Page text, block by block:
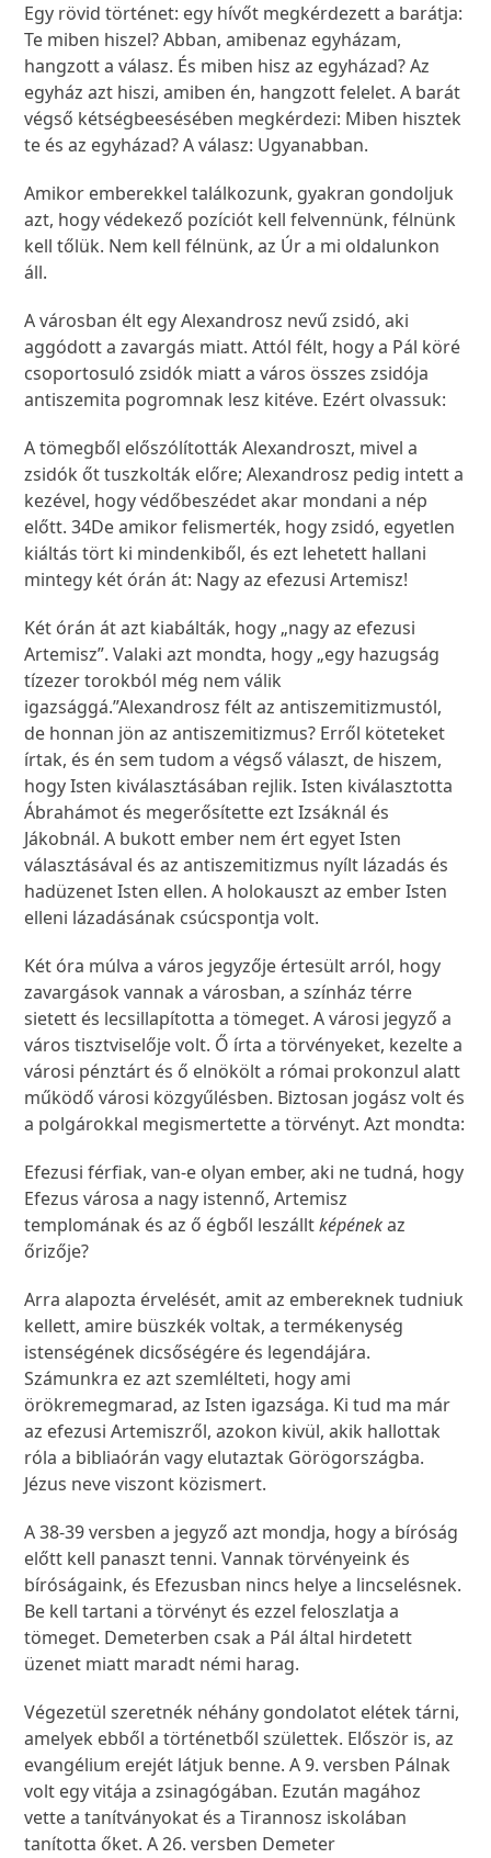
Egy rövid történet: egy hívőt megkérdezett a barátja:
Te miben hiszel? Abban, amibenaz egyházam,
hangzott a válasz. És miben hisz az egyházad? Az
egyház azt hiszi, amiben én, hangzott felelet. A barát
végső kétségbeesésében megkérdezi: Miben hisztek
te és az egyházad? A válasz: Ugyanabban.
Amikor emberekkel találkozunk, gyakran gondoljuk
azt, hogy védekező pozíciót kell felvennünk, félnünk
kell tőlük. Nem kell félnünk, az Úr a mi oldalunkon
áll.
A városban élt egy Alexandrosz nevű zsidó, aki
aggódott a zavargás miatt. Attól félt, hogy a Pál köré
csoportosuló zsidók miatt a város összes zsidója
antiszemita pogromnak lesz kitéve. Ezért olvassuk:
A tömegből előszólították Alexandroszt, mivel a
zsidók őt tuszkolták előre; Alexandrosz pedig intett a
kezével, hogy védőbeszédet akar mondani a nép
előtt.34De amikor felismerték, hogy zsidó, egyetlen
kiáltás tört ki mindenkiből, és ezt lehetett hallani
mintegy két órán át: Nagy az efezusi Artemisz!
Két órán át azt kiabálták, hogy „nagy az efezusi
Artemisz”. Valaki azt mondta, hogy „egy hazugság
tízezer torokból még nem válik
igazsággá.”Alexandrosz félt az antiszemitizmustól,
de honnan jön az antiszemitizmus? Erről köteteket
írtak, és én sem tudom a végső választ, de hiszem,
hogy Isten kiválasztásában rejlik. Isten kiválasztotta
Ábrahámot és megerősítette ezt Izsáknál és
Jákobnál. A bukott ember nem ért egyet Isten
választásával és az antiszemitizmus nyílt lázadás és
hadüzenet Isten ellen. A holokauszt az ember Isten
elleni lázadásának csúcspontja volt.
Két óra múlva a város jegyzője értesült arról, hogy
zavargások vannak a városban, a színház térre
sietett és lecsillapította a tömeget. A városi jegyző a
város tisztviselője volt. Ő írta a törvényeket, kezelte a
városi pénztárt és ő elnökölt a római prokonzul alatt
működő városi közgyűlésben. Biztosan jogász volt és
a polgárokkal megismertette a törvényt. Azt mondta:
Efezusi férfiak, van-e olyan ember, aki ne tudná, hogy
Efezus városa a nagy istennő, Artemisz
templomának és az ő égből leszálltképénekaz
őrizője?
Arra alapozta érvelését, amit az embereknek tudniuk
kellett, amire büszkék voltak, a termékenység
istenségének dicsőségére és legendájára.
Számunkra ez azt szemlélteti, hogy ami
örökremegmarad, az Isten igazsága. Ki tud ma már
az efezusi Artemiszről, azokon kivül, akik hallottak
róla a bibliaórán vagy elutaztak Görögországba.
Jézus neve viszont közismert.
A 38-39 versben a jegyző azt mondja, hogy a bíróság
előtt kell panaszt tenni. Vannak törvényeink és
bíróságaink, és Efezusban nincs helye a lincselésnek.
Be kell tartani a törvényt és ezzel feloszlatja a
tömeget. Demeterben csak a Pál által hirdetett
üzenet miatt maradt némi harag.
Végezetül szeretnék néhány gondolatot elétek tárni,
amelyek ebből a történetből születtek. Először is, az
evangélium erejét látjuk benne. A 9. versben Pálnak
volt egy vitája a zsinagógában. Ezután magához
vette a tanítványokat és a Tirannosz iskolában
tanította őket. A 26. versben Demeter